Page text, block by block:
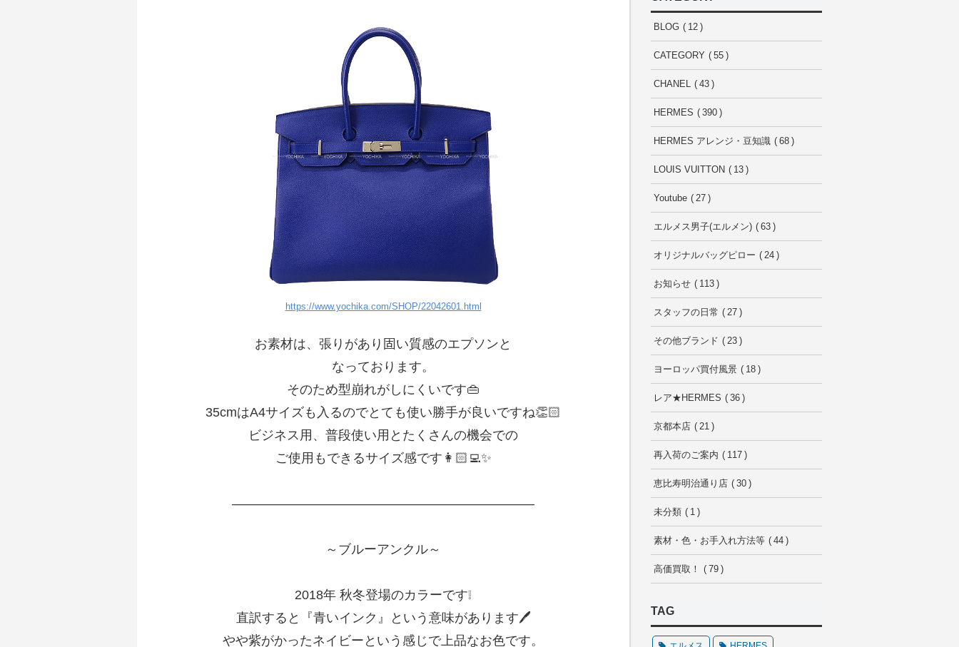
https://www.yochika.com/SHOP/22042601.html
お素材は、張りがあり固い質感のエプソンと
なっております。
そのため型崩れがしにくいです👜
35cmはA4サイズも入るのでとても使い勝手が良いですね👏🏻
ビジネス用、普段使い用とたくさんの機会での
ご使用もできるサイズ感です👩🏻‍💻✨
———————————————————————–
～ブルーアンクル～
2018年 秋冬登場のカラーです❕
直訳すると『青いインク』という意味があります🖊️
やや紫がかったネイビーという感じで上品なお色です。
BLOG 12
CATEGORY 55
CHANEL 43
HERMES 390
HERMES アレンジ・豆知識 68
LOUIS VUITTON 13
Youtube 27
エルメス男子(エルメン) 63
オリジナルバッグピロー 24
お知らせ 113
スタッフの日常 27
その他ブランド 23
ヨーロッパ買付風景 18
レア★HERMES 36
京都本店 21
再入荷のご案内 117
恵比寿明治通り店 30
未分類 1
素材・色・お手入れ方法等 44
高価買取！ 79
TAG